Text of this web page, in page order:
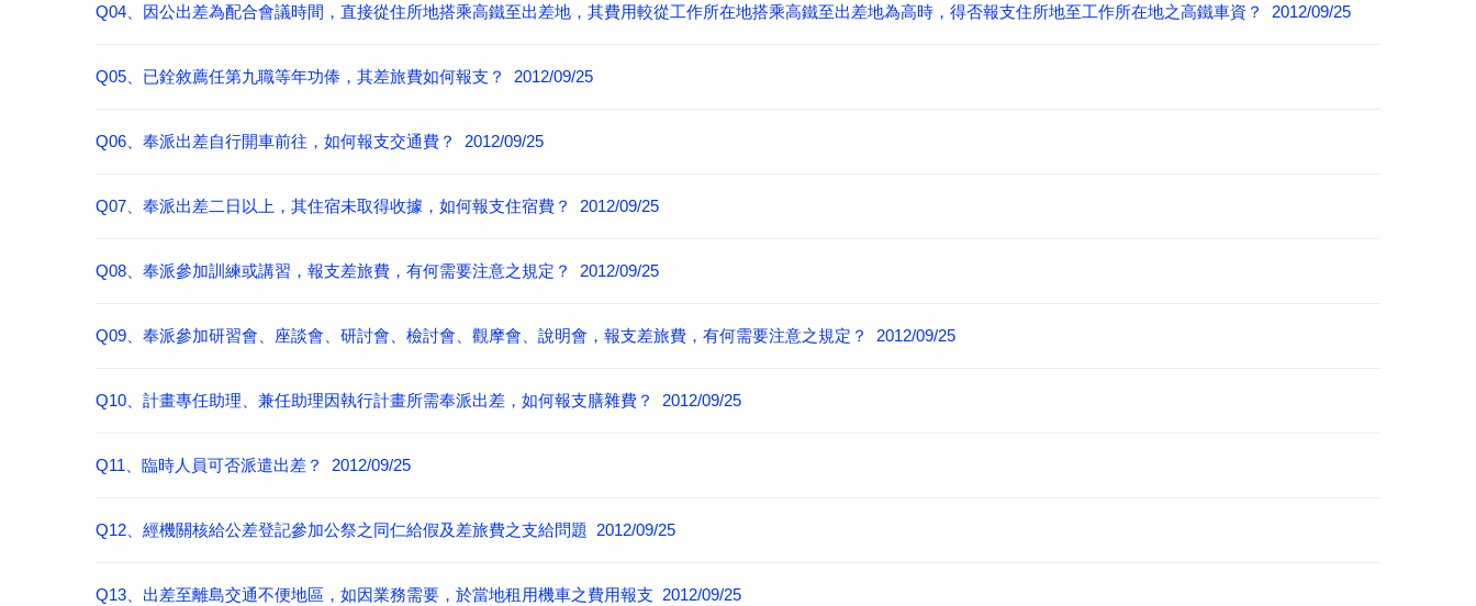
Q04、因公出差為配合會議時間，直接從住所地搭乘高鐵至出差地，其費用較從工作所在地搭乘高鐵至出差地為高時，得否報支住所地至工作所在地之高鐵車資？ 2012/09/25
Q05、已銓敘薦任第九職等年功俸，其差旅費如何報支？ 2012/09/25
Q06、奉派出差自行開車前往，如何報支交通費？ 2012/09/25
Q07、奉派出差二日以上，其住宿未取得收據，如何報支住宿費？ 2012/09/25
Q08、奉派參加訓練或講習，報支差旅費，有何需要注意之規定？ 2012/09/25
Q09、奉派參加研習會、座談會、研討會、檢討會、觀摩會、說明會，報支差旅費，有何需要注意之規定？ 2012/09/25
Q10、計畫專任助理、兼任助理因執行計畫所需奉派出差，如何報支膳雜費？ 2012/09/25
Q11、臨時人員可否派遣出差？ 2012/09/25
Q12、經機關核給公差登記參加公祭之同仁給假及差旅費之支給問題 2012/09/25
Q13、出差至離島交通不便地區，如因業務需要，於當地租用機車之費用報支 2012/09/25